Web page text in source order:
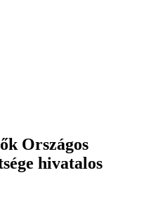
Országos
hivatalos